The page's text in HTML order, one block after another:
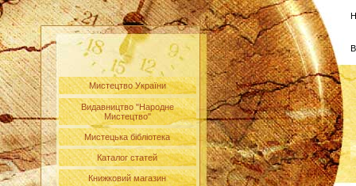
Мистецтво України
Видавництво "Народне
Мистецтво"
Мистецька бібліотека
Каталог статей
Книжковий магазин